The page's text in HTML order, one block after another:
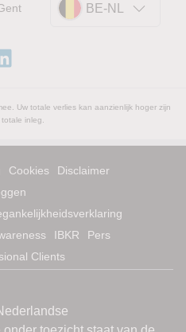
BE-NL
Uw totale verlies kan aanzienlijk hoger zijn
inleg.
Cookies
Disclaimer
IBKR
Pers
Clients